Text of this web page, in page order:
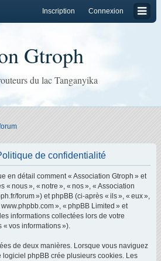
Connexion
Inscription
Gtroph
du lac Tanganyika
de confidentialité
en détail comment « Association Gtroph » et
« nous », « notre », « nos », « Association
forum ») et phpBB (ci-après « ils », « eux »,
», « phpBB Limited » et
informations collectées lors de votre
vos informations »).
de deux manières. Lorsque vous naviguez
logiciel phpBB crée plusieurs cookies. Les